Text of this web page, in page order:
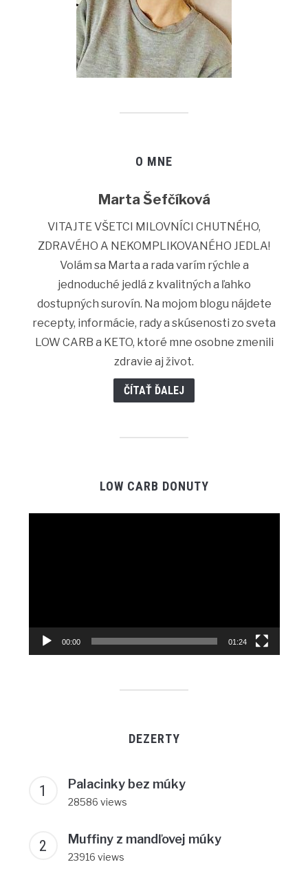
O MNE
Marta Šefčíková
VITAJTE VŠETCI MILOVNÍCI CHUTNÉHO,
ZDRAVÉHO A NEKOMPLIKOVANÉHO JEDLA!
Volám sa Marta a rada varím rýchle a
jednoduché jedlá z kvalitných a ľahko
dostupných surovín. Na mojom blogu nájdete
recepty, informácie, rady a skúsenosti zo sveta
LOW CARB a KETO, ktoré mne osobne zmenili
zdravie aj život.
ČÍTAŤ ĎALEJ
LOW CARB DONUTY
00:00 01:24
DEZERTY
Palacinky bez múky
28586 views
Muffiny z mandľovej múky
23916 views